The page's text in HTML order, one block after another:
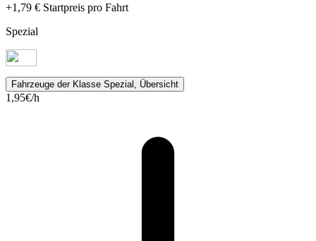
+1,79 € Startpreis pro Fahrt
Spezial
Fahrzeuge der Klasse Spezial, Übersicht
1,95€/h